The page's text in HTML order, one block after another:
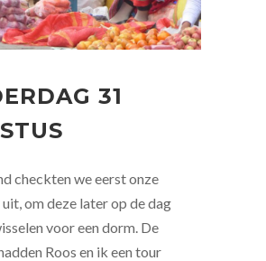
31
checkten we eerst onze
om deze later op de dag
voor een dorm. De
Roos en ik een tour